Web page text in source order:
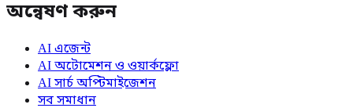
অন্বেষণ করুন
AI এজেন্ট
AI অটোমেশন ও ওয়ার্কফ্লো
AI সার্চ অপ্টিমাইজেশন
সব সমাধান